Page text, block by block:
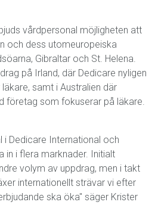
vårdpersonal möjligheten att
och dess utomeuropeiska
Gibraltar och St. Helena.
på Irland, där Dedicare nyligen
samt i Australien där
företag som fokuserar på läkare.
i Dedicare International och
in i flera marknader. Initialt
volym av uppdrag, men i takt
internationellt strävar vi efter
ska öka" säger Krister